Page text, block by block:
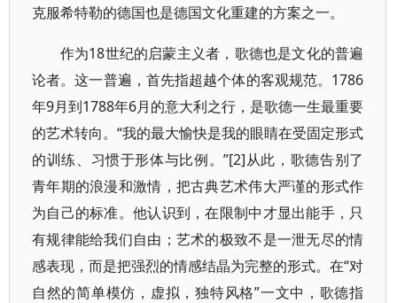
克服希特勒的德国也是德国文化重建的方案之一。
作为18世纪的启蒙主义者，歌德也是文化的普遍
论者。这一普遍，首先指超越个体的客观规范。1786
年9月到1788年6月的意大利之行，是歌德一生最重要
的艺术转向。“我的最大愉快是我的眼睛在受固定形式
的训练、习惯于形体与比例。”[2]从此，歌德告别了
青年期的浪漫和激情，把古典艺术伟大严谨的形式作
为自己的标准。他认识到，在限制中才显出能手，只
有规律能给我们自由；艺术的极致不是一泄无尽的情
感表现，而是把强烈的情感结晶为完整的形式。在“对
自然的简单模仿，虚拟，独特风格”一文中，歌德指